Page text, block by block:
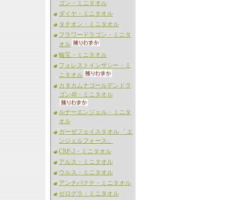
ゴン・ミニタオル
ダイヤ・ミニタオル
タチオン・ミニタオル
フラワードラゴン・ミニタ
オル
輪宝・ミニタオル
フォレストインザシー・ミ
ニタオル
カタカムナゴールデンドラ
ゴン48・ミニタオル
ルナーエンジェル・ミニタ
オル
ガーゼフェイスタオル 「エ
ンジェルフォース」
CRP-2・ミニタオル
アルス・ミニタオル
ウルス・ミニタオル
アンチバクテ・ミニタオル
ゼログラ・ミニタオル